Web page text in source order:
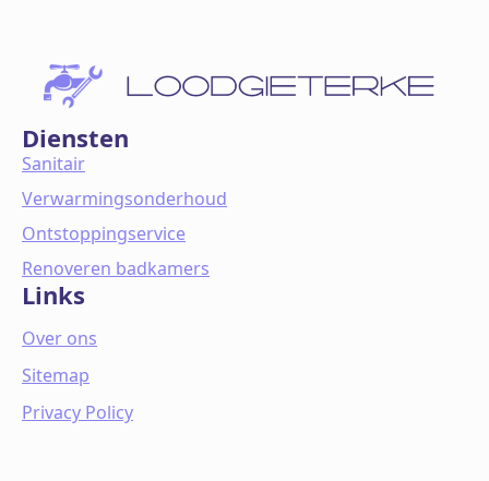
Diensten
Sanitair
Verwarmingsonderhoud
Ontstoppingservice
Renoveren badkamers
Links
Over ons
Sitemap
Privacy Policy